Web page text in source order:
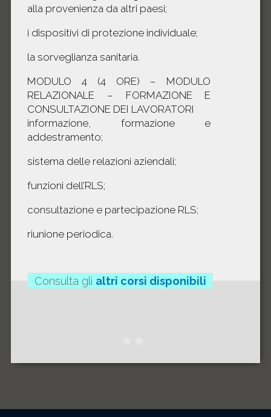
alla provenienza da altri paesi;
i dispositivi di protezione individuale;
la sorveglianza sanitaria.
MODULO 4 (4 ORE) – MODULO
RELAZIONALE – FORMAZIONE E
CONSULTAZIONE DEI LAVORATORI
informazione, formazione e
addestramento;
sistema delle relazioni aziendali;
funzioni dell’RLS;
consultazione e partecipazione RLS;
riunione periodica.
Consulta gli altri corsi disponibili